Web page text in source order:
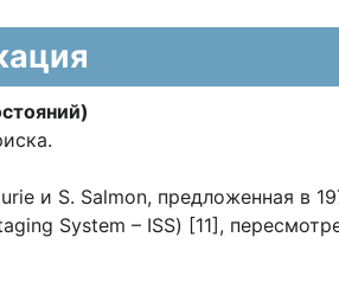
и S. Salmon, предложенная в
System – ISS) [11],